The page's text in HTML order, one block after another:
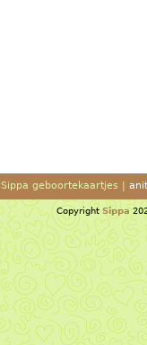
Sippa geboortekaartjes |
CopyrightSippa